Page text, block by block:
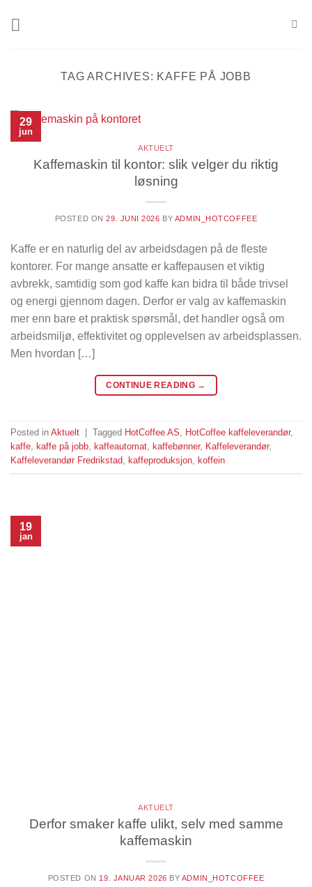
TAG ARCHIVES: KAFFE PÅ JOBB
29
jun
AKTUELT
Kaffemaskin til kontor: slik velger du riktig
løsning
POSTED ON29. JUNI 2026 BY ADMIN_HOTCOFFEE
Kaffe er en naturlig del av arbeidsdagen på de fleste
kontorer. For mange ansatte er kaffepausen et viktig
avbrekk, samtidig som god kaffe kan bidra til både trivsel
og energi gjennom dagen. Derfor er valg av kaffemaskin
mer enn bare et praktisk spørsmål, det handler også om
arbeidsmiljø, effektivitet og opplevelsen av arbeidsplassen.
Men hvordan […]
CONTINUE READING →
Posted in Aktuelt Tagged HotCoffee AS, HotCoffee kaffeleverandør,
kaffe, kaffe på jobb, kaffeautomat, kaffebønner, Kaffeleverandør,
Kaffeleverandør Fredrikstad, kaffeproduksjon, koffein
19
jan
AKTUELT
Derfor smaker kaffe ulikt, selv med samme
kaffemaskin
POSTED ON 19. JANUAR 2026 BY ADMIN_HOTCOFFEE